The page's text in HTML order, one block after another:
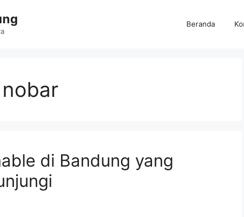
Beranda
di Bandung yang